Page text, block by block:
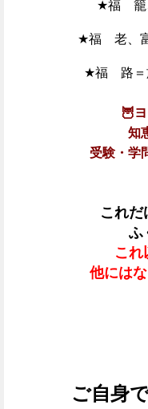
★福 籠
★福 老、富
★福 路＝
🦉
知
受験・学
これだ
ふ
これ
他には
ご自身